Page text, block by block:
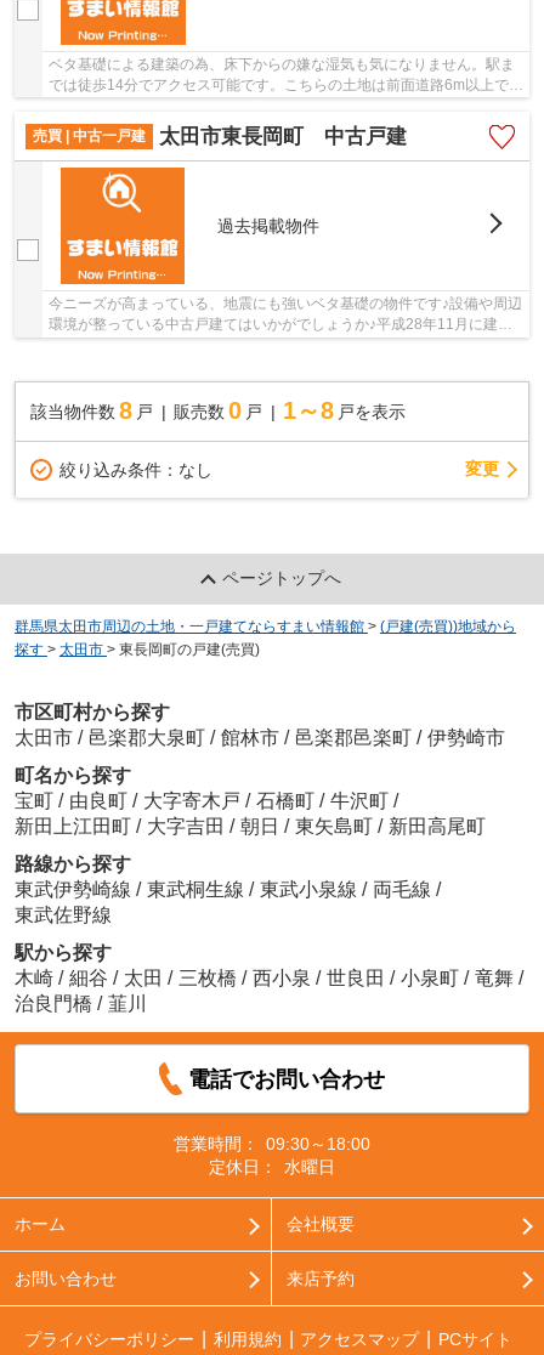
ベタ基礎による建築の為、床下からの嫌な湿気も気になりません。駅ま
では徒歩14分でアクセス可能です。こちらの土地は前面道路6m以上で
売買 | 中古一戸建
太田市東長岡町 中古戸建
過去掲載物件
今ニーズが高まっている、地震にも強いベタ基礎の物件です♪設備や周辺
環境が整っている中古戸建てはいかがでしょうか♪平成28年11月に建て
該当物件数 8 戸 販売数 0 戸 1～8 戸を表示
絞り込み条件： なし 変更
ページトップへ
群馬県太田市周辺の土地・一戸建てならすまい情報館 > (戸建(売買))地域から
探す > 太田市 > 東長岡町の戸建(売買)
市区町村から探す
太田市 / 邑楽郡大泉町 / 館林市 / 邑楽郡邑楽町 / 伊勢崎市
町名から探す
宝町 / 由良町 / 大字寄木戸 / 石橋町 / 牛沢町 /
新田上江田町 / 大字吉田 / 朝日 / 東矢島町 / 新田高尾町
路線から探す
東武伊勢崎線 / 東武桐生線 / 東武小泉線 / 両毛線 /
東武佐野線
駅から探す
木崎 / 細谷 / 太田 / 三枚橋 / 西小泉 / 世良田 / 小泉町 / 竜舞 /
治良門橋 / 韮川
電話でお問い合わせ
営業時間：
09:30～18:00
定休日：
水曜日
ホーム 会社概要
お問い合わせ 来店予約
プライバシーポリシー 利用規約 アクセスマップ PCサイト